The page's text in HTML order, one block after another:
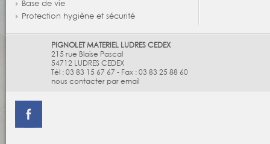
Base de vie
Protection hygiène et sécurité
PIGNOLET MATERIEL LUDRES CEDEX
215 rue Blaise Pascal
54712 LUDRES CEDEX
Tél : 03 83 15 67 67 - Fax : 03 83 25 88 60
nous contacter par email